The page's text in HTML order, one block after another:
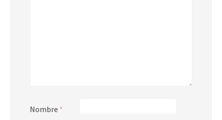
Nombre *